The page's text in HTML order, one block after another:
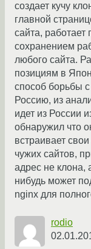
создает кучу
главной
сайта,
сохранением
любого сайта.
позициям в
способ борьбы
Россию, из
идет из России
обнаружил что
встраивает
чужих сайтов,
адрес не клона,
нибудь может
nginx для
rodio